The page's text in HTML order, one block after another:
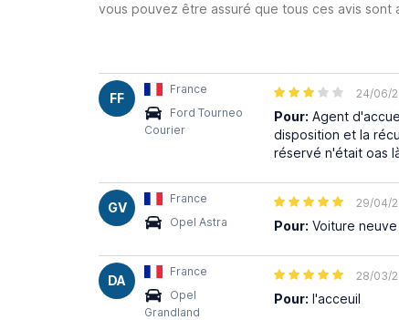
vous pouvez être assuré que tous ces avis
FF
France
Ford Tourneo
Courier
24/06/
Pour: Agent
disposition et la
réservé n'était oas
GV
France
Opel Astra
29/04/
Pour: Voiture
DA
France
Opel
Grandland
28/03/
Pour: l'acceuil